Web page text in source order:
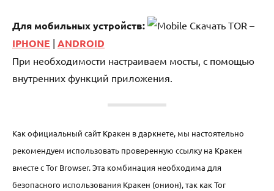
Для мобильных устройств: Скачать TOR –
IPHONE | ANDROID
При необходимости настраиваем мосты, с помощью
внутренних функций приложения.
Как официальный сайт Кракен в даркнете, мы настоятельно
рекомендуем использовать проверенную ссылку на Кракен
вместе с Tor Browser. Эта комбинация необходима для
безопасного использования Кракен (онион), так как Tor